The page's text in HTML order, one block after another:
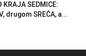
KRAJA SEDMICE:
drugom SREĆA, a...